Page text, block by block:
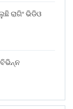
ରାଗିଂ ଭିଡିଓ